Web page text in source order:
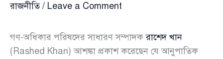
রাজনীতি/ Leave a Comment
গণ-অধিকার পরিষদের সাধারণ সম্পাদকরাশেদ খান
(Rashed Khan) আশঙ্কা প্রকাশ করেছেন যে আনুপাতিক